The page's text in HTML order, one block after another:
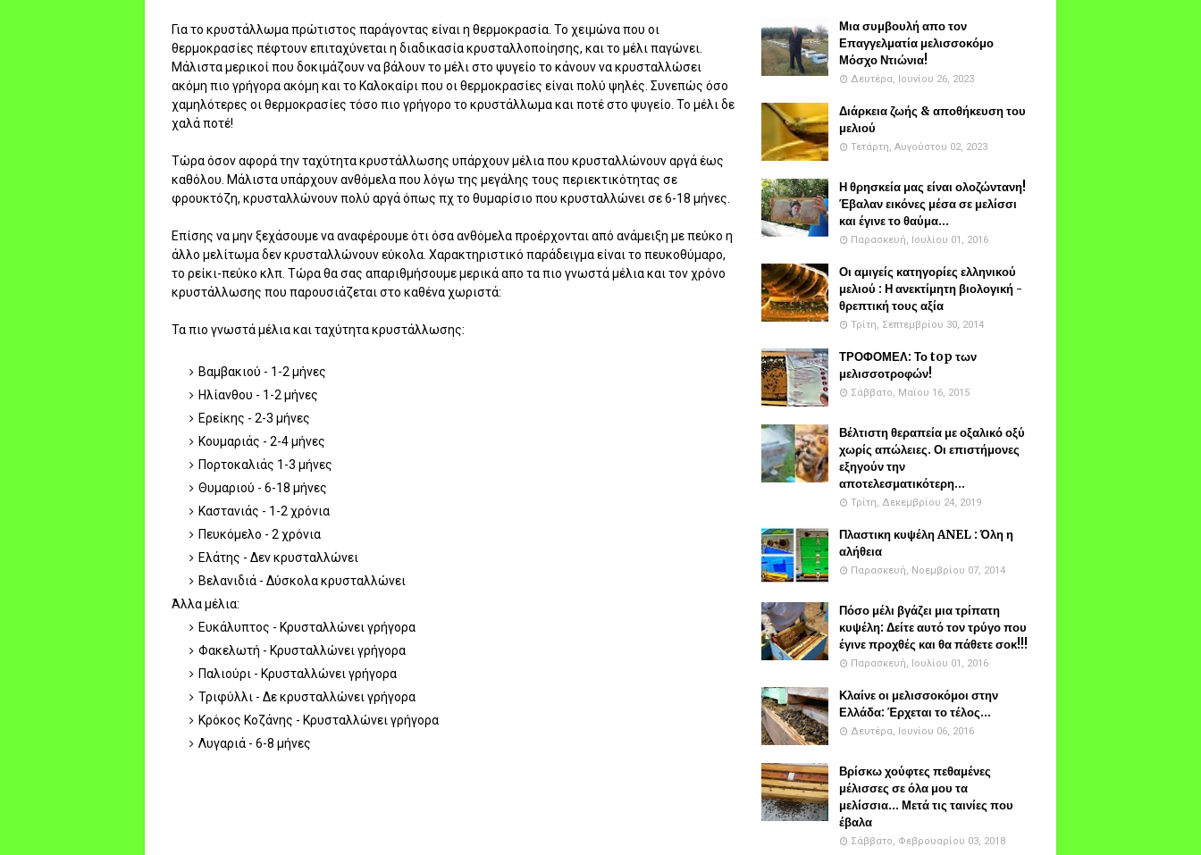
Για το κρυστάλλωμα πρώτιστος παράγοντας είναι η θερμοκρασία. Το χειμώνα που οι
θερμοκρασίες πέφτουν επιταχύνεται η διαδικασία κρυσταλλοποίησης, και το μέλι παγώνει.
Μάλιστα μερικοί που δοκιμάζουν να βάλουν το μέλι στο ψυγείο το κάνουν να κρυσταλλώσει
ακόμη πιο γρήγορα ακόμη και το Καλοκαίρι που οι θερμοκρασίες είναι πολύ ψηλές. Συνεπώς όσο
χαμηλότερες οι θερμοκρασίες τόσο πιο γρήγορο το κρυστάλλωμα και ποτέ στο ψυγείο. Το μέλι δε
χαλά ποτέ!
Τώρα όσον αφορά την ταχύτητα κρυστάλλωσης υπάρχουν μέλια που κρυσταλλώνουν αργά έως
καθόλου. Μάλιστα υπάρχουν ανθόμελα που λόγω της μεγάλης τους περιεκτικότητας σε
φρουκτόζη, κρυσταλλώνουν πολύ αργά όπως πχ το θυμαρίσιο που κρυσταλλώνει σε 6-18 μήνες.
Επίσης να μην ξεχάσουμε να αναφέρουμε ότι όσα ανθόμελα προέρχονται από ανάμειξη με πεύκο η
άλλο μελίτωμα δεν κρυσταλλώνουν εύκολα. Χαρακτηριστικό παράδειγμα είναι το πευκοθύμαρο,
το ρείκι-πεύκο κλπ. Τώρα θα σας απαριθμήσουμε μερικά απο τα πιο γνωστά μέλια και τον χρόνο
κρυστάλλωσης που παρουσιάζεται στο καθένα χωριστά:
Τα πιο γνωστά μέλια και ταχύτητα κρυστάλλωσης:
Βαμβακιού - 1-2 μήνες
Ηλίανθου - 1-2 μήνες
Ερείκης - 2-3 μήνες
Κουμαριάς - 2-4 μήνες
Πορτοκαλιάς 1-3 μήνες
Θυμαριού - 6-18 μήνες
Καστανιάς - 1-2 χρόνια
Πευκόμελο - 2 χρόνια
Ελάτης - Δεν κρυσταλλώνει
Βελανιδιά - Δύσκολα κρυσταλλώνει
Άλλα μέλια:
Ευκάλυπτος - Κρυσταλλώνει γρήγορα
Φακελωτή - Κρυσταλλώνει γρήγορα
Παλιούρι - Κρυσταλλώνει γρήγορα
Τριφύλλι - Δε κρυσταλλώνει γρήγορα
Κρόκος Κοζάνης - Κρυσταλλώνει γρήγορα
Λυγαριά - 6-8 μήνες
Μια συμβουλή απο τον
Επαγγελματία μελισσοκόμο
Μόσχο Ντιώνια!
Δευτέρα, Ιουνίου 26, 2023
Διάρκεια ζωής & αποθήκευση του
μελιού
Τετάρτη, Αυγούστου 02, 2023
Η θρησκεία μας είναι ολοζώντανη!
Έβαλαν εικόνες μέσα σε μελίσσι
και έγινε το θαύμα...
Παρασκευή, Ιουλίου 01, 2016
Οι αμιγείς κατηγορίες ελληνικού
μελιού : Η ανεκτίμητη βιολογική -
θρεπτική τους αξία
Τρίτη, Σεπτεμβρίου 30, 2014
ΤΡΟΦΟΜΕΛ: Το top των
μελισσοτροφών!
Σάββατο, Μαΐου 16, 2015
Βέλτιστη θεραπεία με οξαλικό οξύ
χωρίς απώλειες. Οι επιστήμονες
εξηγούν την
αποτελεσματικότερη...
Τρίτη, Δεκεμβρίου 24, 2019
Πλαστικη κυψέλη ANEL : Όλη η
αλήθεια
Παρασκευή, Νοεμβρίου 07, 2014
Πόσο μέλι βγάζει μια τρίπατη
κυψέλη: Δείτε αυτό τον τρύγο που
έγινε προχθές και θα πάθετε σοκ!!!
Παρασκευή, Ιουλίου 01, 2016
Κλαίνε οι μελισσοκόμοι στην
Ελλάδα: Έρχεται το τέλος...
Δευτέρα, Ιουνίου 06, 2016
Βρίσκω χούφτες πεθαμένες
μέλισσες σε όλα μου τα
μελίσσια... Μετά τις ταινίες που
έβαλα
Σάββατο, Φεβρουαρίου 03, 2018